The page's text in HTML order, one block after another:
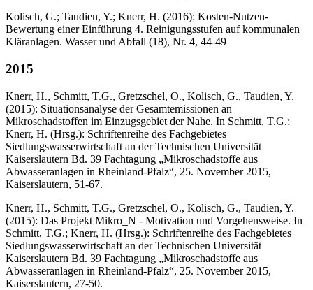
Kolisch, G.; Taudien, Y.; Knerr, H. (2016): Kosten-Nutzen-
Bewertung einer Einführung 4. Reinigungsstufen auf kommunalen
Kläranlagen. Wasser und Abfall (18), Nr. 4, 44-49
2015
Knerr, H., Schmitt, T.G., Gretzschel, O., Kolisch, G., Taudien, Y.
(2015): Situationsanalyse der Gesamtemissionen an
Mikroschadstoffen im Einzugsgebiet der Nahe. In Schmitt, T.G.;
Knerr, H. (Hrsg.): Schriftenreihe des Fachgebietes
Siedlungswasserwirtschaft an der Technischen Universität
Kaiserslautern Bd. 39 Fachtagung „Mikroschadstoffe aus
Abwasseranlagen in Rheinland-Pfalz“, 25. November 2015,
Kaiserslautern, 51-67.
Knerr, H., Schmitt, T.G., Gretzschel, O., Kolisch, G., Taudien, Y.
(2015): Das Projekt Mikro_N - Motivation und Vorgehensweise. In
Schmitt, T.G.; Knerr, H. (Hrsg.): Schriftenreihe des Fachgebietes
Siedlungswasserwirtschaft an der Technischen Universität
Kaiserslautern Bd. 39 Fachtagung „Mikroschadstoffe aus
Abwasseranlagen in Rheinland-Pfalz“, 25. November 2015,
Kaiserslautern, 27-50.